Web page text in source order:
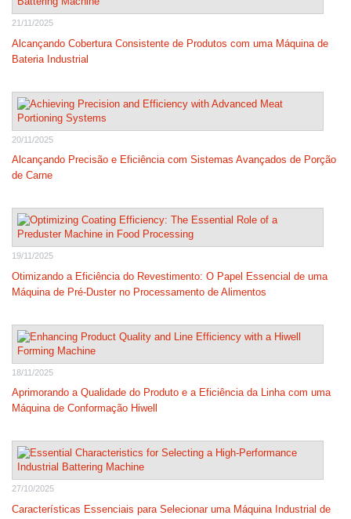
21/11/2025
Alcançando Cobertura Consistente de Produtos com uma Máquina de
Bateria Industrial
20/11/2025
Alcançando Precisão e Eficiência com Sistemas Avançados de Porção
de Carne
19/11/2025
Otimizando a Eficiência do Revestimento: O Papel Essencial de uma
Máquina de Pré-Duster no Processamento de Alimentos
18/11/2025
Aprimorando a Qualidade do Produto e a Eficiência da Linha com uma
Máquina de Conformação Hiwell
27/10/2025
Características Essenciais para Selecionar uma Máquina Industrial de